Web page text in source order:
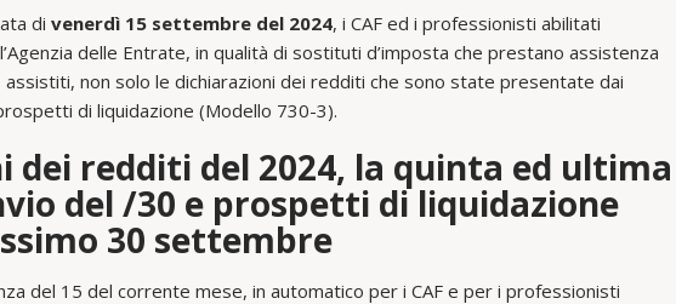
di venerdì 15 settembre del 2024, i CAF ed i professionisti abilitati
delle Entrate, in qualità di sostituti d’imposta che prestano assistenza
non solo le dichiarazioni dei redditi che sono state presentate dai
di liquidazione (Modello 730-3).
dei redditi del 2024, la quinta ed ultima
del /30 e prospetti di liquidazione
30 settembre
del 15 del corrente mese, in automatico per i CAF e per i professionisti